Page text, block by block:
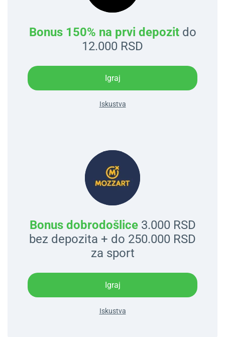
Bonus 150% na prvi depozitdo
12.000 RSD
Igraj
Iskustva
Bonus dobrodošlice3.000 RSD
bez depozita + do 250.000 RSD
za sport
Igraj
Iskustva